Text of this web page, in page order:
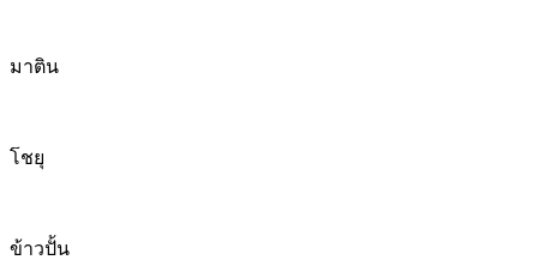
มาติน
โชยุ
ข้าวปั้น